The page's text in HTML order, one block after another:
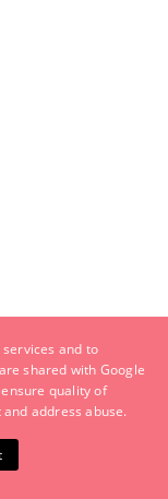
and to
shared with Google
quality of
address abuse.